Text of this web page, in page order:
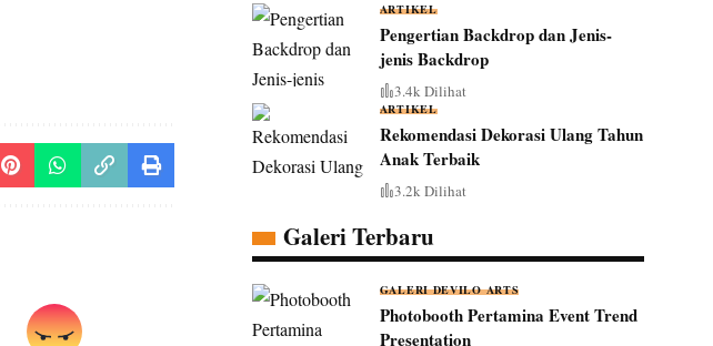
ARTIKEL
Pengertian Backdrop dan Jenis-
jenis Backdrop
3.4k Dilihat
ARTIKEL
Rekomendasi Dekorasi Ulang Tahun
Anak Terbaik
3.2k Dilihat
Galeri Terbaru
GALERI DEVILO ARTS
Photobooth Pertamina Event Trend
Presentation